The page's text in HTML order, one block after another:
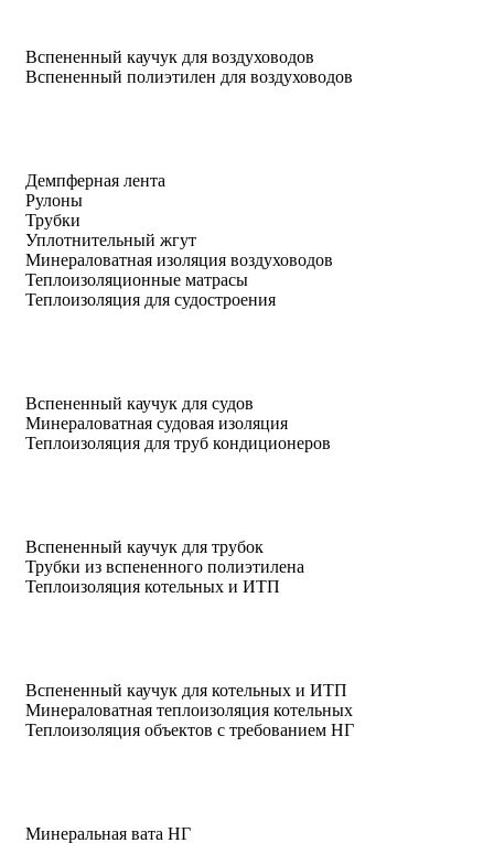
Вспененный каучук для воздуховодов
Вспененный полиэтилен для воздуховодов
Демпферная лента
Рулоны
Трубки
Уплотнительный жгут
Минераловатная изоляция воздуховодов
Теплоизоляционные матрасы
Теплоизоляция для судостроения
Вспененный каучук для судов
Минераловатная судовая изоляция
Теплоизоляция для труб кондиционеров
Вспененный каучук для трубок
Трубки из вспененного полиэтилена
Теплоизоляция котельных и ИТП
Вспененный каучук для котельных и ИТП
Минераловатная теплоизоляция котельных
Теплоизоляция объектов с требованием НГ
Минеральная вата НГ